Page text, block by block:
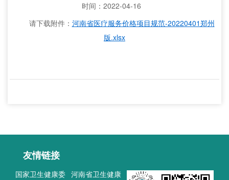
时间： 2022-04-16
请下载附件： 河南省医疗服务价格项目规范-20220401郑州
版.xlsx
友情链接
国家卫生健康委 河南省卫生健康